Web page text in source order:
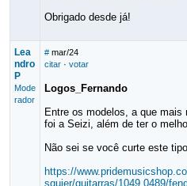
Obrigado desde já!
Lea
ndro
P
Mode
rador
# mar/24
citar· votar
Logos_Fernando
Entre os modelos, a que
foi a Seizi, além de ter o
Não sei se você curte este
https://
squier/guitarras/1049 0489/